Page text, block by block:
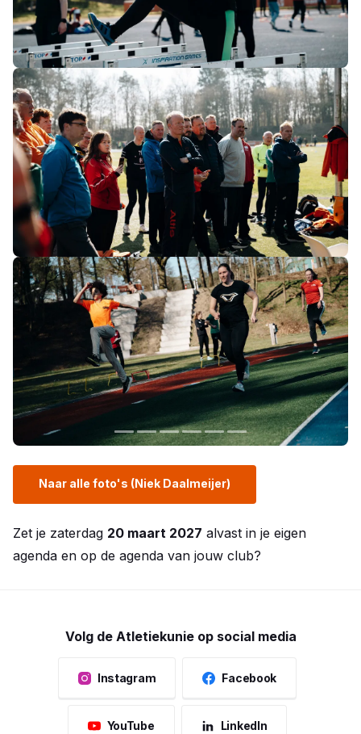
Naar alle foto's (Niek Daalmeijer)
Zet je zaterdag 20 maart 2027 alvast in je eigen
agenda en op de agenda van jouw club?
Volg de Atletiekunie op social media
Instagram Facebook
YouTube LinkedIn